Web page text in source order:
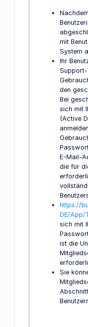
mit
System
Ihr
Support-
den
Bei
sich mit
(Active
E-Mail-
die für
https://
DE/App/
sich mit
ist die
Sie